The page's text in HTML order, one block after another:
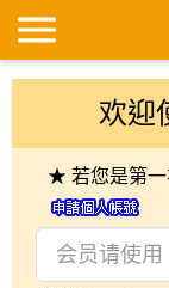
欢迎
★ 若您是第一